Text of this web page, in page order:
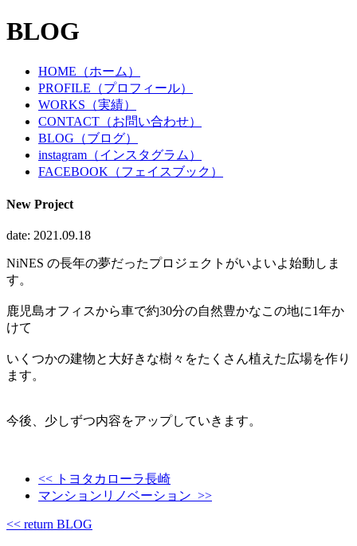
BLOG
HOME（ホーム）
PROFILE（プロフィール）
WORKS（実績）
CONTACT（お問い合わせ）
BLOG（ブログ）
instagram（インスタグラム）
FACEBOOK（フェイスブック）
New Project
date: 2021.09.18
NiNES の長年の夢だったプロジェクトがいよいよ始動しま
す。
鹿児島オフィスから車で約30分の自然豊かなこの地に1年か
けて
いくつかの建物と大好きな樹々をたくさん植えた広場を作り
ます。
今後、少しずつ内容をアップしていきます。
<< トヨタカローラ長崎
マンションリノベーション >>
<< return BLOG